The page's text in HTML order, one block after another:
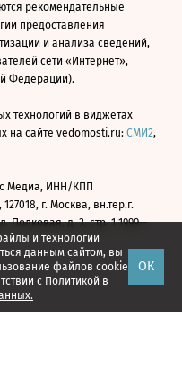
и технологии
данным сайтом, вы
файлов cookie
с Политикой в
ОК
рекомендательные
предоставления
и анализа сведений,
сети «Интернет»,
Федерации).
технологий в виджетах
на сайте vedomosti.ru: СМИ2,
Медиа, ИНН/КПП
127018, г. Москва, вн.тер.г.
Полковая, д. 3, стр. 1 1999—